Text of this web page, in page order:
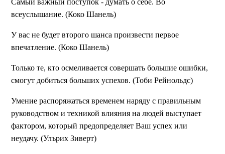
Самый важный поступок - думать о себе. Во
всеуслышание. (Коко Шанель)
У вас не будет второго шанса произвести первое
впечатление. (Коко Шанель)
Только те, кто осмеливается совершать большие ошибки,
смогут добиться больших успехов. (Тоби Рейнольдс)
Умение распоряжаться временем наряду с правильным
руководством и техникой влияния на людей выступает
фактором, который предопределяет Ваш успех или
неудачу. (Улърих Зиверт)